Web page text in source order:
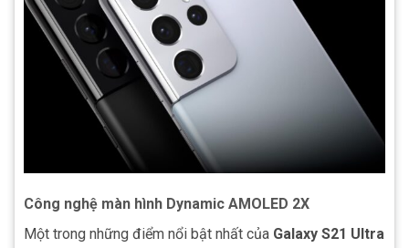
Công nghệ màn hình Dynamic AMOLED 2X
Một trong những điểm nổi bật nhất của Galaxy S21 Ultra